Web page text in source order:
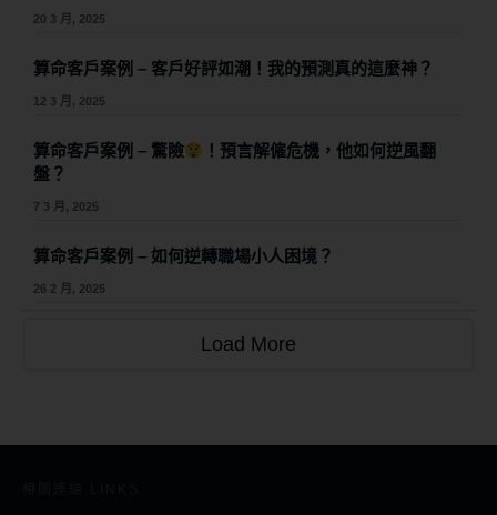
20 3 月, 2025
算命客戶案例 – 客戶好評如潮！我的預測真的這麼神？
12 3 月, 2025
算命客戶案例 – 驚險
！預言解僱危機，他如何逆風翻
盤？
7 3 月, 2025
算命客戶案例 – 如何逆轉職場小人困境？
26 2 月, 2025
Load More